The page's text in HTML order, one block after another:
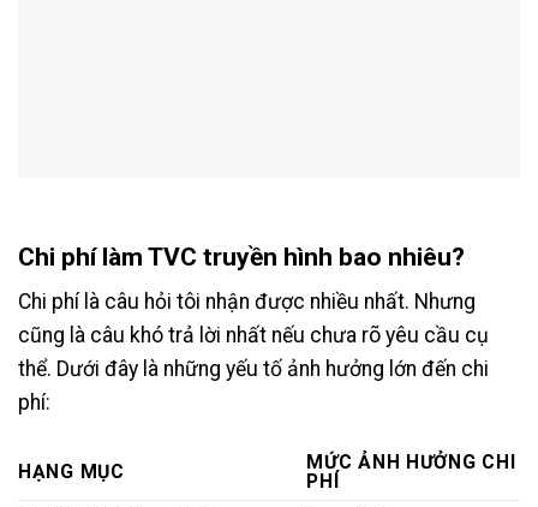
Chi phí làm TVC truyền hình bao nhiêu?
Chi phí là câu hỏi tôi nhận được nhiều nhất. Nhưng
cũng là câu khó trả lời nhất nếu chưa rõ yêu cầu cụ
thể. Dưới đây là những yếu tố ảnh hưởng lớn đến chi
phí:
HẠNG MỤC
MỨC ẢNH HƯỞNG CHI
PHÍ